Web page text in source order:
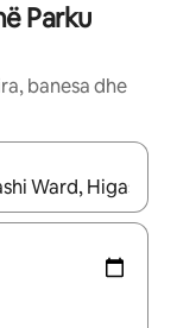
Parku
banesa dhe
me butonat e